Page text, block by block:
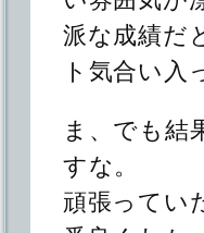
派な成績だ
ト気合い
ま、でも結
すな。
頑張ってい